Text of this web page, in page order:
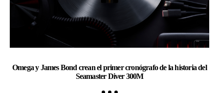
Omega y James Bond crean el primer cronógrafo de la historia del
Seamaster Diver 300M